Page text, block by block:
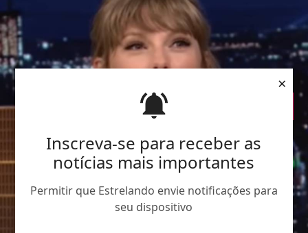
Inscreva-se para receber as
notícias mais importantes
Permitir que Estrelando envie notificações para
seu dispositivo
×